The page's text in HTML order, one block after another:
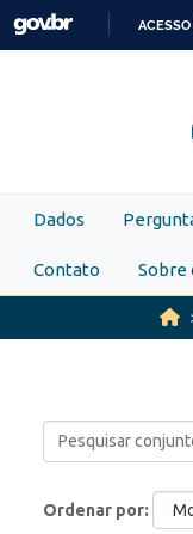
Skip to main content
Dados
Contato Sobre
Ordenar por